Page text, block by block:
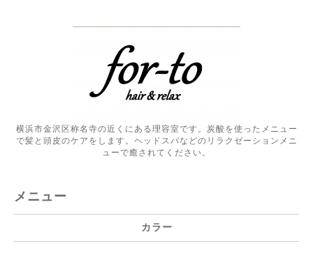
横浜市金沢区称名寺の近くにある理容室です。炭酸を使ったメニュー
で髪と頭皮のケアをします。ヘッドスパなどのリラクゼーションメニ
ューで癒されてください。
メニュー
カラー